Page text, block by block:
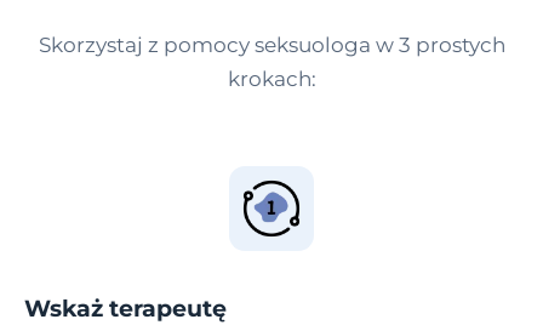
Skorzystaj z pomocy seksuologa w 3 prostych
krokach:
Wskaż terapeutę